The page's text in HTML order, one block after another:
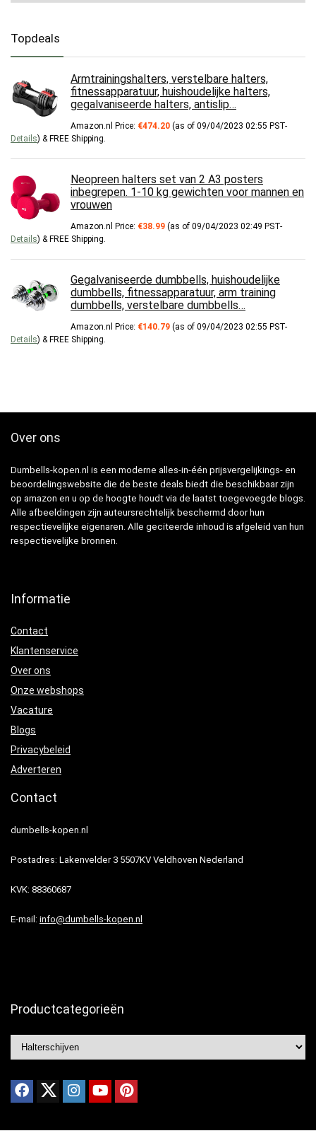
Topdeals
Armtrainingshalters, verstelbare halters,
fitnessapparatuur, huishoudelijke halters,
gegalvaniseerde halters, antislip…
Amazon.nl Price: €474.20 (as of 09/04/2023 02:55 PST-
Details) & FREE Shipping.
Neopreen halters set van 2 A3 posters
inbegrepen. 1-10 kg gewichten voor mannen en
vrouwen
Amazon.nl Price: €38.99 (as of 09/04/2023 02:49 PST-
Details) & FREE Shipping.
Gegalvaniseerde dumbbells, huishoudelijke
dumbbells, fitnessapparatuur, arm training
dumbbells, verstelbare dumbbells…
Amazon.nl Price: €140.79 (as of 09/04/2023 02:55 PST-
Details) & FREE Shipping.
Over ons
Dumbells-kopen.nl is een moderne alles-in-één prijsvergelijkings- en
beoordelingswebsite die de beste deals biedt die beschikbaar zijn
op amazon en u op de hoogte houdt via de laatst toegevoegde blogs.
Alle afbeeldingen zijn auteursrechtelijk beschermd door hun
respectievelijke eigenaren. Alle geciteerde inhoud is afgeleid van hun
respectievelijke bronnen.
Informatie
Contact
Klantenservice
Over ons
Onze webshops
Vacature
Blogs
Privacybeleid
Adverteren
Contact
dumbells-kopen.nl
Postadres: Lakenvelder 3 5507KV Veldhoven Nederland
KVK: 88360687
E-mail: info@dumbells-kopen.nl
Productcategorieën